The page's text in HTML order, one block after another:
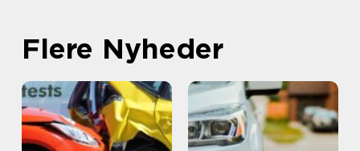
Flere Nyheder